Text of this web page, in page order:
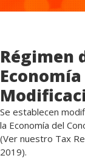
Régimen
Se establecen
la Economía del
(Ver nuestro Tax
2019).